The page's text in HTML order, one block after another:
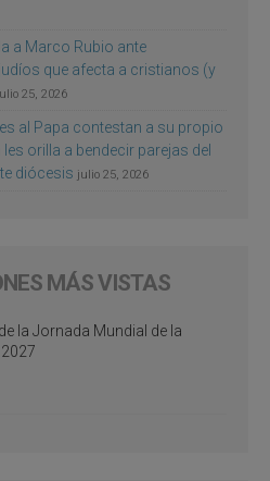
a Marco Rubio ante
que afecta a cristianos (y
25, 2026
al Papa contestan a su propio
orilla a bendecir parejas del
diócesis julio 25, 2026
MÁS VISTAS
la Jornada Mundial de la